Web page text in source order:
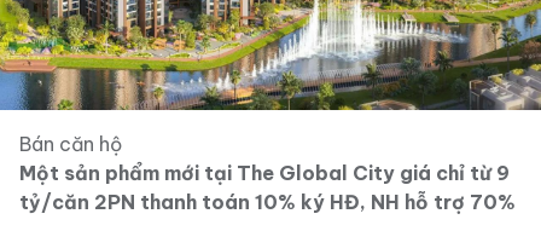
Bán căn hộ
Một sản phẩm mới tại The Global City giá chỉ từ 9
tỷ/căn 2PN thanh toán 10% ký HĐ, NH hỗ trợ 70%